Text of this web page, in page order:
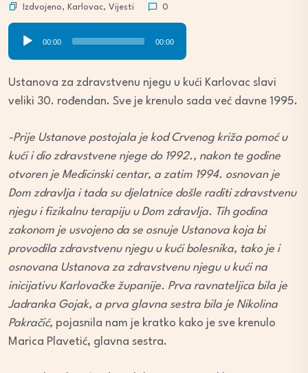
Izdvojeno, Karlovac, Vijesti 0
00:00 00:00
Ustanova za zdravstvenu njegu u kući Karlovac slavi
veliki 30. rođendan. Sve je krenulo sada već davne 1995.
-Prije Ustanove postojala je kod Crvenog križa pomoć u
kući i dio zdravstvene njege do 1992., nakon te godine
otvoren je Medicinski centar, a zatim 1994. osnovan je
Dom zdravlja i tada su djelatnice došle raditi zdravstvenu
njegu i fizikalnu terapiju u Dom zdravlja. Tih godina
zakonom je usvojeno da se osnuje Ustanova koja bi
provodila zdravstvenu njegu u kući bolesnika, tako je i
osnovana Ustanova za zdravstvenu njegu u kući na
inicijativu Karlovačke županije. Prva ravnateljica bila je
Jadranka Gojak, a prva glavna sestra bila je Nikolina
Pakračić, pojasnila nam je kratko kako je sve krenulo
Marica Plavetić, glavna sestra.